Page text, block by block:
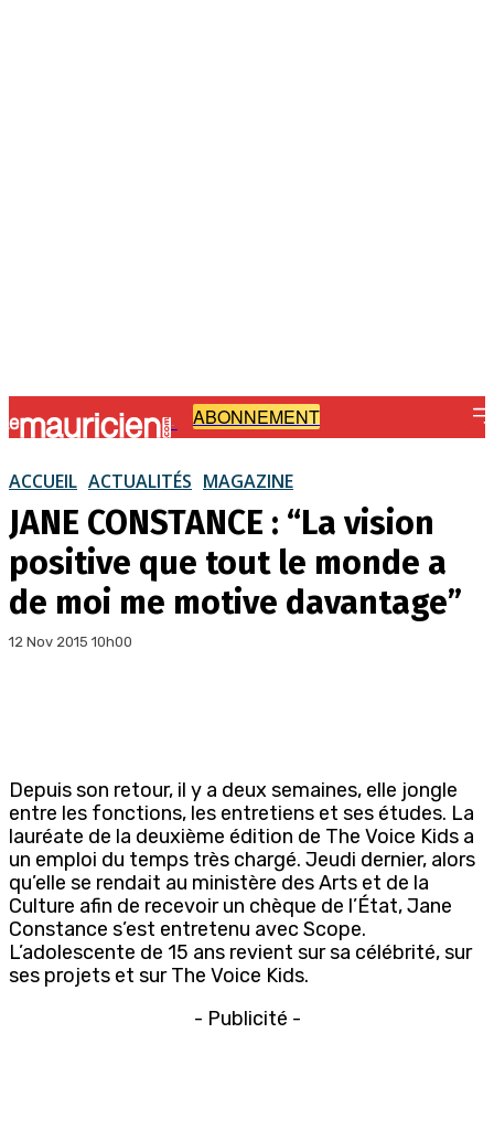
- ABONNEMENT
ACCUEIL ACTUALITÉS MAGAZINE
JANE CONSTANCE : “La vision
positive que tout le monde a
de moi me motive davantage”
12 Nov 2015 10h00
Depuis son retour, il y a deux semaines, elle jongle
entre les fonctions, les entretiens et ses études. La
lauréate de la deuxième édition de The Voice Kids a
un emploi du temps très chargé. Jeudi dernier, alors
qu’elle se rendait au ministère des Arts et de la
Culture afin de recevoir un chèque de l’État, Jane
Constance s’est entretenu avec Scope.
L’adolescente de 15 ans revient sur sa célébrité, sur
ses projets et sur The Voice Kids.
- Publicité -